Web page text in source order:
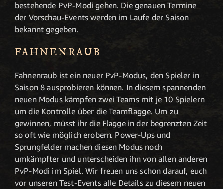
bestehende PvP-Modi gehen. Die genauen Termine
der Vorschau-Events werden im Laufe der Saison
bekannt gegeben.
FAHNENRAUB
Fahnenraub ist ein neuer PvP-Modus, den Spieler in
Saison 8 ausprobieren können. In diesem spannenden
neuen Modus kämpfen zwei Teams mit je 10 Spielern
um die Kontrolle über die Teamflagge. Um zu
gewinnen, müsst ihr die Flagge in der begrenzten Zeit
so oft wie möglich erobern. Power-Ups und
Sprungfelder machen diesen Modus noch
umkämpfter und unterscheiden ihn von allen anderen
PvP-Modi im Spiel. Wir freuen uns schon darauf, euch
vor unseren Test-Events alle Details zu diesem neuen